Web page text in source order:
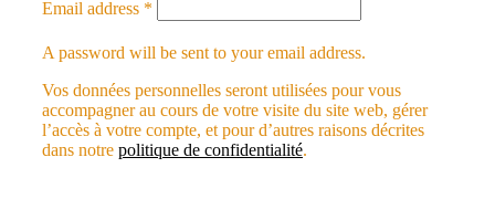
Email address *
A password will be sent to your email address.
Vos données personnelles seront utilisées pour vous
accompagner au cours de votre visite du site web, gérer
l’accès à votre compte, et pour d’autres raisons décrites
dans notre politique de confidentialité.